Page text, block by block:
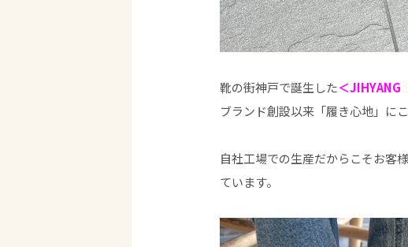
靴の街神戸で誕生した＜JIHYANG
ブランド創設以来「履き心地」に
自社工場での生産だからこそお客
ています。